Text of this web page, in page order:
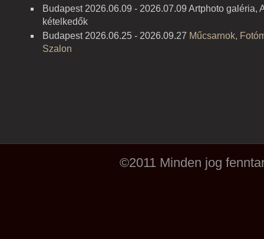
Budapest 2026.06.09 - 2026.07.09 Artphoto galéria,
kételkedők
Budapest 2026.06.25 - 2026.09.27 Műcsarnok,
Szalon
©2011 Minden jog